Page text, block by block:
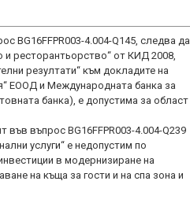
BG16FFPR003-4.004-Q145, следва да
и ресторантьорство“ от КИД 2008,
резултати“ към докладите на
ЕООД и Международната банка за
банка), е допустима за област
въпрос BG16FFPR003-4.004-Q239
услуги“ е недопустим по
в модернизиране на
на къща за гости и на спа зона и